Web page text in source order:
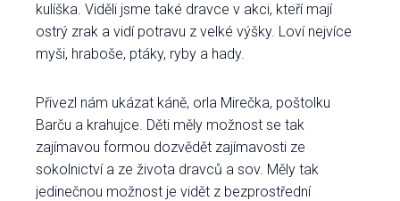
kulíška. Viděli jsme také dravce v akci, kteří mají
ostrý zrak a vidí potravu z velké výšky. Loví nejvíce
myši, hraboše, ptáky, ryby a hady.
Přivezl nám ukázat káně, orla Mirečka, poštolku
Barču a krahujce. Děti měly možnost se tak
zajímavou formou dozvědět zajímavosti ze
sokolnictví a ze života dravců a sov. Měly tak
jedinečnou možnost je vidět z bezprostřední